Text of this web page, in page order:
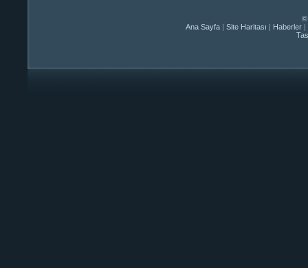
©
Ana Sayfa | Site Haritası | Haberler|